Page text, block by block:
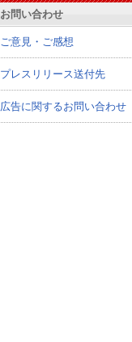
お問い合わせ
ご意見・ご感想
プレスリリース送付先
広告に関するお問い合わせ